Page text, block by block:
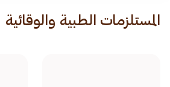
المستلزمات الطبية والوقائية